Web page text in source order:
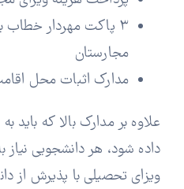
3 پاکت مهردار
مجارستان
مدارک اثبات محل
علاوه بر مدارک بالا که
داده شود، هر دانشجویی
ویزای تحصیلی با پذیرش از